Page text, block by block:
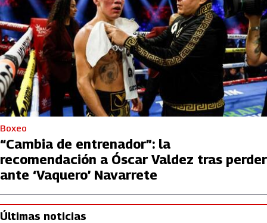
Boxeo
“Cambia de entrenador”: la
recomendación a Óscar Valdez tras perder
ante ‘Vaquero’ Navarrete
Últimas noticias